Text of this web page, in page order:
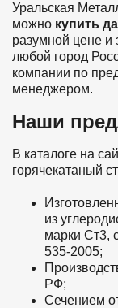
Уральская
можно купить
разумной цене и
любой город
компании по
менеджером.
Наши
В каталоге на
горячекатаный
из
марки Ст3,
535-2005;
РФ;
Сечением